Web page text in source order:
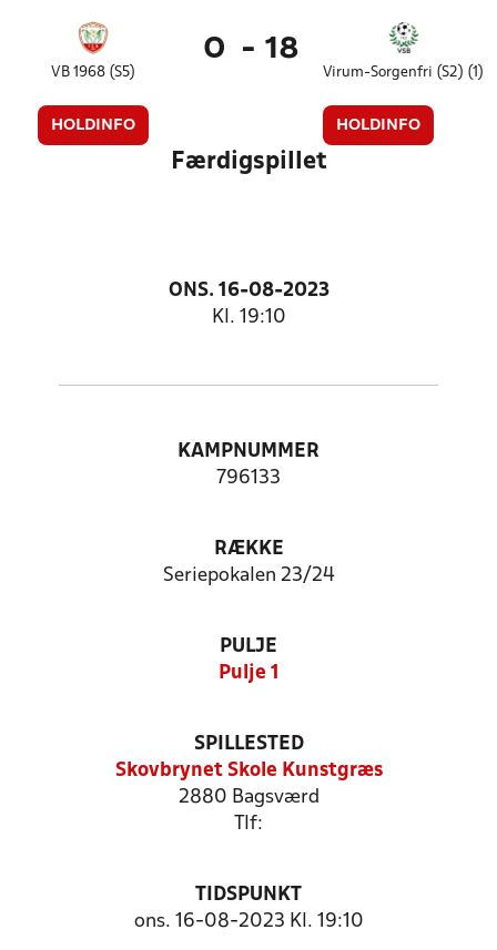
VB 1968 (S5)
HOLDINFO
0 - 18
Virum-Sorgenfri (S2) (1)
HOLDINFO
Færdigspillet
ONS. 16-08-2023
Kl. 19:10
KAMPNUMMER
796133
RÆKKE
Seriepokalen 23/24
PULJE
Pulje 1
SPILLESTED
Skovbrynet Skole Kunstgræs
2880 Bagsværd
Tlf:
TIDSPUNKT
ons. 16-08-2023 Kl. 19:10